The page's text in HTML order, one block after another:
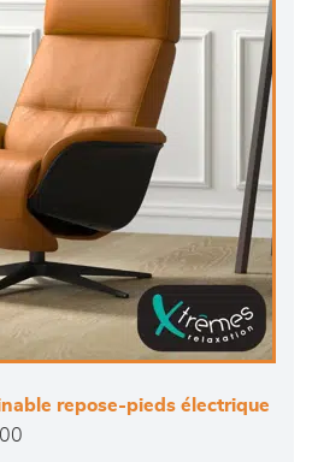
repose-pieds électrique